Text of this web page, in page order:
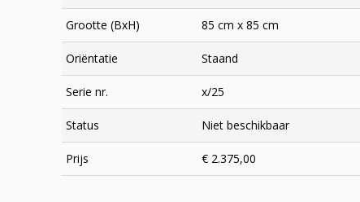
Grootte (BxH) 85 cm x 85 cm
Oriëntatie Staand
Serie nr. x/25
Status Niet beschikbaar
Prijs € 2.375,00